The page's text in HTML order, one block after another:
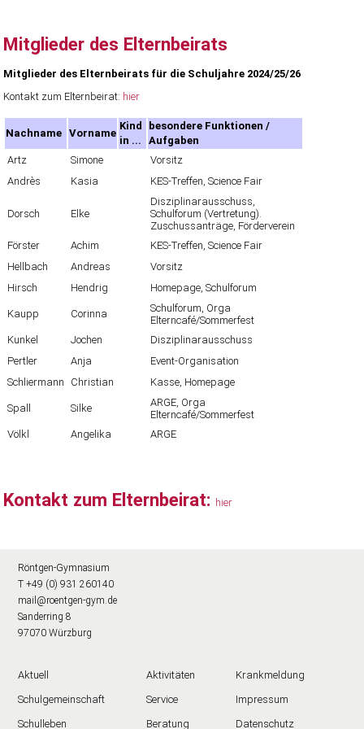
Mitglieder des Elternbeirats
Mitglieder des Elternbeirats für die Schuljahre 2024/25/26
Kontakt zum Elternbeirat: hier
Nachname Vorname
Kind
in ...
besondere Funktionen /
Aufgaben
Artz
Simone
Vorsitz
Andrès
Kasia KES-Treffen, Science Fair
Dorsch Elke
Disziplinarausschuss,
Schulforum (Vertretung).
Zuschussanträge, Förderverein
Förster
Achim
KES-Treffen, Science Fair
Hellbach
Andreas
Vorsitz
Hirsch
Hendrig Homepage, Schulforum
Kaupp Corinna
Schulforum, Orga
Elterncafé/Sommerfest
Kunkel
Jochen
Disziplinarausschuss
Pertler
Anja
Event-Organisation
Schliermann
Christian Kasse, Homepage
Spall Silke
ARGE, Orga
Elterncafé/Sommerfest
Völkl
Angelika ARGE
Kontakt zum Elternbeirat: hier
Röntgen-Gymnasium
T +49 (0) 931 260140
mail@roentgen-gym.de
Sanderring 8
97070 Würzburg
Aktuell
Schulgemeinschaft
Schulleben
Aktivitäten
Service
Beratung
Krankmeldung
Impressum
Datenschutz